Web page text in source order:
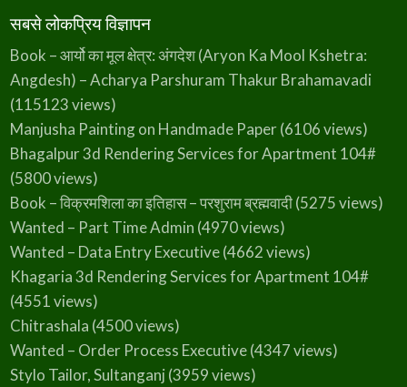
सबसे लोकप्रिय विज्ञापन
Book – आर्यो का मूल क्षेत्र: अंगदेश (Aryon Ka Mool Kshetra:
Angdesh) – Acharya Parshuram Thakur Brahamavadi
(115123 views)
Manjusha Painting on Handmade Paper(6106 views)
Bhagalpur 3d Rendering Services for Apartment 104#
(5800 views)
Book – विक्रमशिला का इतिहास – परशुराम ब्रह्मवादी(5275 views)
Wanted – Part Time Admin (4970 views)
Wanted – Data Entry Executive(4662 views)
Khagaria 3d Rendering Services for Apartment 104#
(4551 views)
Chitrashala (4500 views)
Wanted – Order Process Executive(4347 views)
Stylo Tailor, Sultanganj (3959 views)